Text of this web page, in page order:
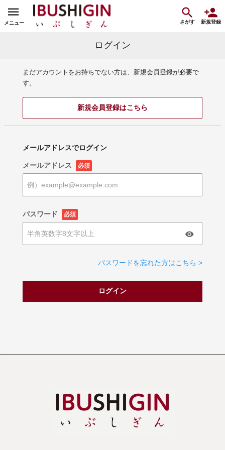
メニュー さがす 新規登録
ログイン
まだアカウントをお持ちでない方は、新規会員登録が必要で
す。
新規会員登録はこちら
メールアドレスでログイン
メールアドレス 必須
パスワード 必須
パスワードを忘れた方はこちら >
ログイン